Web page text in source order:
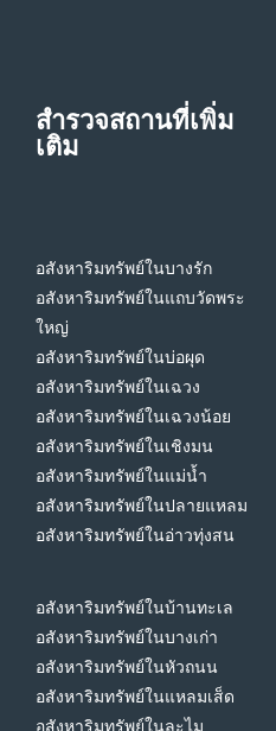
สำรวจสถานที่เพิ่ม
เติม
อสังหาริมทรัพย์ในบางรัก
อสังหาริมทรัพย์ในแถบวัดพระ
ใหญ่
อสังหาริมทรัพย์ในบ่อผุด
อสังหาริมทรัพย์ในเฉวง
อสังหาริมทรัพย์ในเฉวงน้อย
อสังหาริมทรัพย์ในเชิงมน
อสังหาริมทรัพย์ในแม่น้ำ
อสังหาริมทรัพย์ในปลายแหลม
อสังหาริมทรัพย์ในอ่าวทุ่งสน
อสังหาริมทรัพย์ในบ้านทะเล
อสังหาริมทรัพย์ในบางเก่า
อสังหาริมทรัพย์ในหัวถนน
อสังหาริมทรัพย์ในแหลมเส็ด
อสังหาริมทรัพย์ในละไม